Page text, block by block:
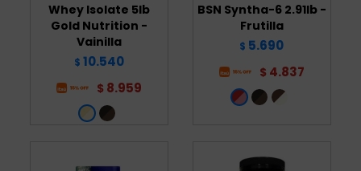
Whey Isolate 5lb
Gold Nutrition -
Vainilla
$ 10.540
$ 8.959
BSN Syntha-6 2.91lb -
Frutilla
$ 5.690
$ 4.837